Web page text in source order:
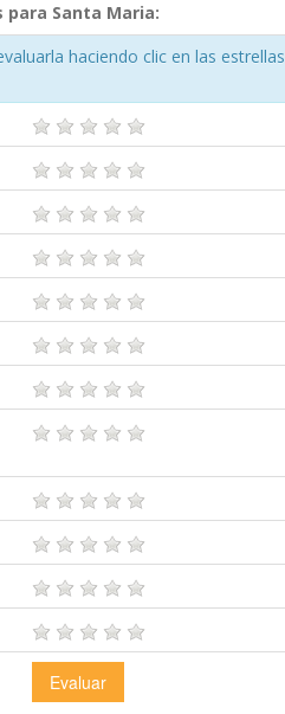
para Santa Maria:
haciendo clic en las estrellas